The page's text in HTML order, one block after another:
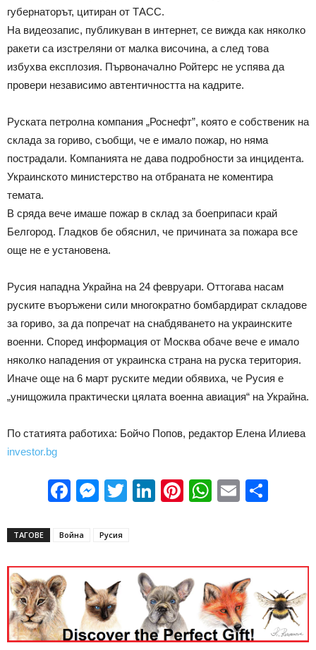
губернаторът, цитиран от ТАСС.
На видеозапис, публикуван в интернет, се вижда как няколко
ракети са изстреляни от малка височина, а след това
избухва експлозия. Първоначално Ройтерс не успява да
провери независимо автентичността на кадрите.
Руската петролна компания „Роснефт”, която е собственик на
склада за гориво, съобщи, че е имало пожар, но няма
пострадали. Компанията не дава подробности за инцидента.
Украинското министерство на отбраната не коментира
темата.
В сряда вече имаше пожар в склад за боеприпаси край
Белгород. Гладков бе обяснил, че причината за пожара все
още не е установена.
Русия нападна Украйна на 24 февруари. Оттогава насам
руските въоръжени сили многократно бомбардират складове
за гориво, за да попречат на снабдяването на украинските
военни. Според информация от Москва обаче вече е имало
няколко нападения от украинска страна на руска територия.
Иначе още на 6 март руските медии обявиха, че Русия е
„унищожила практически цялата военна авиация“ на Украйна.
По статията работиха: Бойчо Попов, редактор Елена Илиева
investor.bg
Facebook
Messenger
Twitter
LinkedIn
Pinterest
WhatsApp
Email
ТАГОВЕ Война Русия